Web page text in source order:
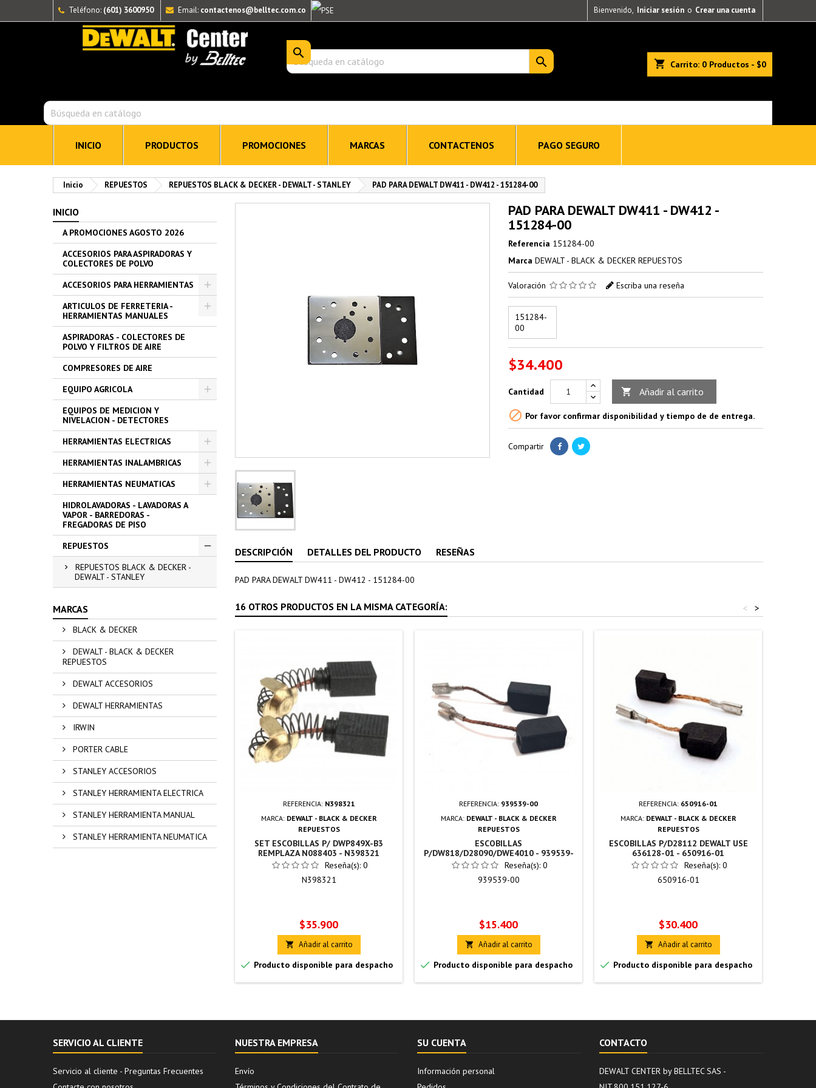
Teléfono: (601) 3600950 Email: contactenos@belltec.com.co Bienvenido, Iniciar sesión o Crear una cuenta
shopping_cart Carrito: 0 Productos - $0


INICIO PRODUCTOS PROMOCIONES MARCAS CONTACTENOS PAGO SEGURO
Inicio REPUESTOS REPUESTOS BLACK & DECKER - DEWALT - STANLEY PAD PARA DEWALT DW411 - DW412 - 151284-00
INICIO
A PROMOCIONES AGOSTO 2026
ACCESORIOS PARA ASPIRADORAS Y
COLECTORES DE POLVO
ACCESORIOS PARA HERRAMIENTAS
ARTICULOS DE FERRETERIA -
HERRAMIENTAS MANUALES
ASPIRADORAS - COLECTORES DE
POLVO Y FILTROS DE AIRE
COMPRESORES DE AIRE
EQUIPO AGRICOLA
EQUIPOS DE MEDICION Y
NIVELACION - DETECTORES
HERRAMIENTAS ELECTRICAS
HERRAMIENTAS INALAMBRICAS
HERRAMIENTAS NEUMATICAS
HIDROLAVADORAS - LAVADORAS A
VAPOR - BARREDORAS -
FREGADORAS DE PISO
REPUESTOS
REPUESTOS BLACK & DECKER -
DEWALT - STANLEY
MARCAS
BLACK & DECKER
DEWALT - BLACK & DECKER
REPUESTOS
DEWALT ACCESORIOS
DEWALT HERRAMIENTAS
IRWIN
PORTER CABLE
STANLEY ACCESORIOS
STANLEY HERRAMIENTA ELECTRICA
STANLEY HERRAMIENTA MANUAL
STANLEY HERRAMIENTA NEUMATICA
PAD PARA DEWALT DW411 - DW412 -
151284-00
Referencia 151284-00
Marca DEWALT - BLACK & DECKER REPUESTOS
Valoración Escriba una reseña
151284-
00
$34.400
Cantidad  Añadir al carrito
 Por favor confirmar disponibilidad y tiempo de de entrega.
Compartir
DESCRIPCIÓN DETALLES DEL PRODUCTO RESEÑAS
PAD PARA DEWALT DW411 - DW412 - 151284-00
16 OTROS PRODUCTOS EN LA MISMA CATEGORÍA: >
<
REFERENCIA: N398321
MARCA: DEWALT - BLACK & DECKER
REPUESTOS
SET ESCOBILLAS P/ DWP849X-B3
REMPLAZA N088403 - N398321
Reseña(s): 0
N398321
Precio
$35.900
 Añadir al carrito
 Producto disponible para despacho
REFERENCIA: 939539-00
MARCA: DEWALT - BLACK & DECKER
REPUESTOS
ESCOBILLAS
P/DW818/D28090/DWE4010 - 939539-
00 Reseña(s): 0
939539-00
Precio
$15.400
 Añadir al carrito
 Producto disponible para despacho
REFERENCIA: 650916-01
MARCA: DEWALT - BLACK & DECKER
REPUESTOS
ESCOBILLAS P/D28112 DEWALT USE
636128-01 - 650916-01
Reseña(s): 0
650916-01
Precio
$30.400
 Añadir al carrito
 Producto disponible para despacho
SERVICIO AL CLIENTE
Servicio al cliente - Preguntas Frecuentes
NUESTRA EMPRESA
Envío
SU CUENTA
Información personal
CONTACTO
DEWALT CENTER by BELLTEC SAS -